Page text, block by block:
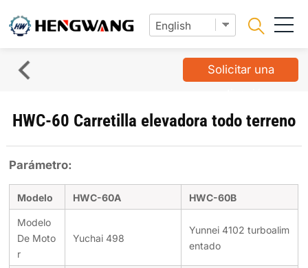
Solicitar una
HWC-60 Carretilla elevadora todo terreno
Parámetro:
Modelo HWC-60A HWC-60B
Modelo
De Moto
r
Yuchai 498
Yunnei 4102 turboalim
entado